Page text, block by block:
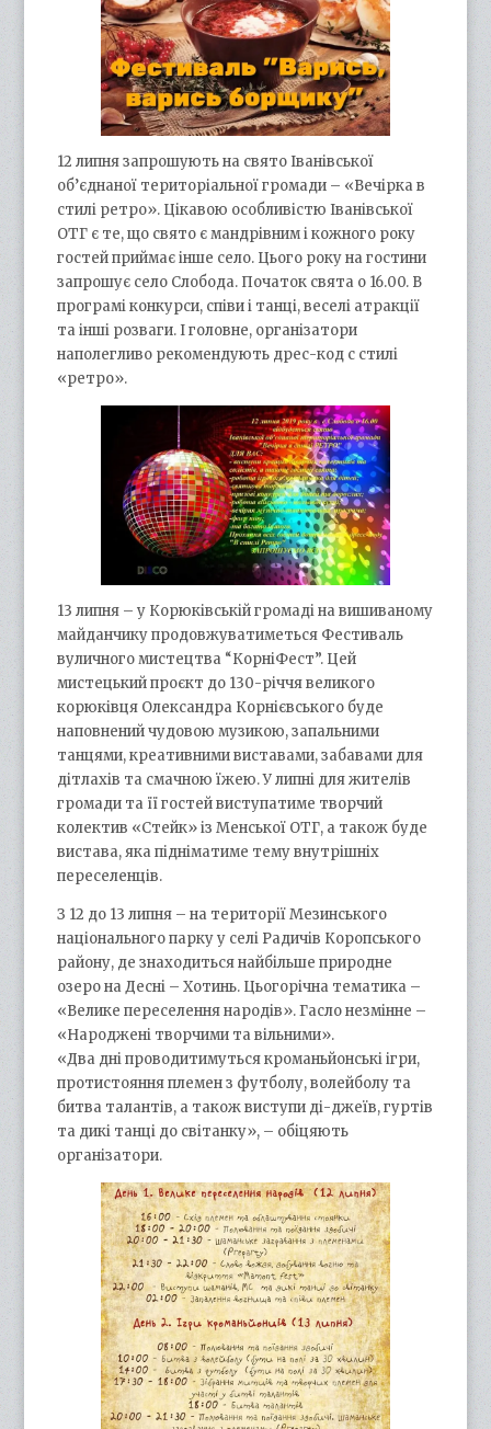
12 липня запрошують на свято Іванівської
об’єднаної територіальної громади – «Вечірка в
стилі ретро». Цікавою особливістю Іванівської
ОТГ є те, що свято є мандрівним і кожного року
гостей приймає інше село. Цього року на гостини
запрошує село Слобода. Початок свята о 16.00. В
програмі конкурси, співи і танці, веселі атракції
та інші розваги. І головне, організатори
наполегливо рекомендують дрес-код с стилі
«ретро».
13 липня – у Корюківській громаді на вишиваному
майданчику продовжуватиметься Фестиваль
вуличного мистецтва “КорніФест”. Цей
мистецький проєкт до 130-річчя великого
корюківця Олександра Корнієвського буде
наповнений чудовою музикою, запальними
танцями, креативними виставами, забавами для
дітлахів та смачною їжею. У липні для жителів
громади та її гостей виступатиме творчий
колектив «Стейк» із Менської ОТГ, а також буде
вистава, яка підніматиме тему внутрішніх
переселенців.
З 12 до 13 липня – на території Мезинського
національного парку у селі Радичів Коропського
району, де знаходиться найбільше природне
озеро на Десні – Хотинь. Цьогорічна тематика –
«Велике переселення народів». Гасло незмінне –
«Народжені творчими та вільними».
«Два дні проводитимуться кроманьйонські ігри,
протистояння племен з футболу, волейболу та
битва талантів, а також виступи ді-джеїв, гуртів
та дикі танці до світанку», – обіцяють
організатори.